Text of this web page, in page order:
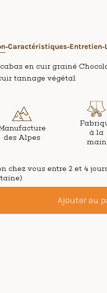
Caractéristiques Entretien
en cuir grainé
tannage végétal.
des Alpes
à la
main
chez vous entre 2 et 4
Ajouter au